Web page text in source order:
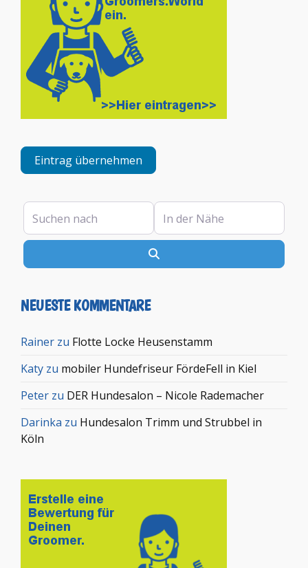
Eintrag übernehmen
Suchen nach In der Nähe
NEUESTE KOMMENTARE
Rainer zu Flotte Locke Heusenstamm
Katy zu mobiler Hundefriseur FördeFell in Kiel
Peter zu DER Hundesalon – Nicole Rademacher
Darinka zu Hundesalon Trimm und Strubbel in
Köln